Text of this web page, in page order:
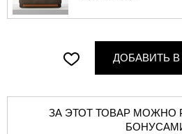
ДОБАВИТЬ
ЗА ЭТОТ ТОВАР МОЖНО РАСПЛАТИТЬСЯ